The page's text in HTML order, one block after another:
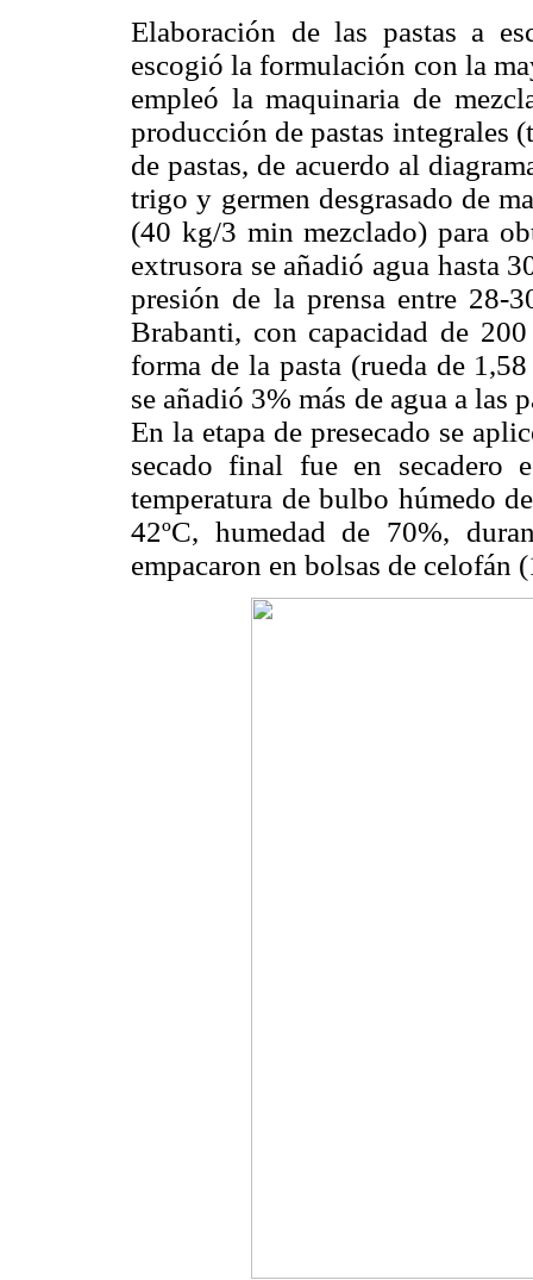
Elaboración de las pastas a
escogió la formulación con la
empleó la maquinaria de
producción de pastas integrales
de pastas, de acuerdo al
trigo y germen desgrasado de
(40 kg/3 min mezclado) para
extrusora se añadió agua hasta
presión de la prensa entre 28-
Brabanti, con capacidad de
forma de la pasta (rueda de
se añadió 3% más de agua a las
En la etapa de presecado se
secado final fue en secadero
temperatura de bulbo húmedo
42ºC, humedad de 70%,
empacaron en bolsas de celofán